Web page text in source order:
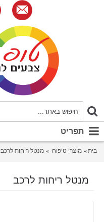
תפריט
בית מוצרי טיפוח מנטל ריחות לרכב
מנטל ריחות לרכב